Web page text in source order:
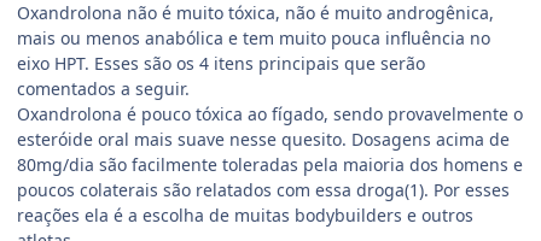
Oxandrolona não é muito tóxica, não é muito androgênica,
mais ou menos anabólica e tem muito pouca influência no
eixo HPT. Esses são os 4 itens principais que serão
comentados a seguir.
Oxandrolona é pouco tóxica ao fígado, sendo provavelmente o
esteróide oral mais suave nesse quesito. Dosagens acima de
80mg/dia são facilmente toleradas pela maioria dos homens e
poucos colaterais são relatados com essa droga(1). Por esses
reações ela é a escolha de muitas bodybuilders e outros